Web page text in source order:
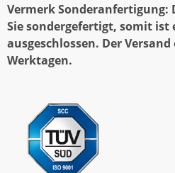
Vermerk Sonderanfertigung:
Sie sondergefertigt, somit ist
ausgeschlossen. Der
Werktagen.